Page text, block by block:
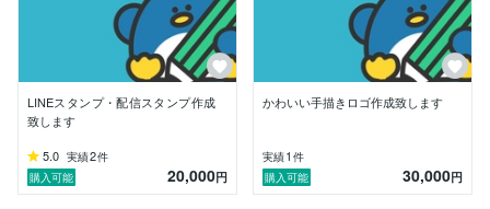
LINEスタンプ・配信スタンプ作成
致します
5.0 実績2件
購入可能
20,000円
かわいい手描きロゴ作成致します
実績1 件
購入可能
30,000円